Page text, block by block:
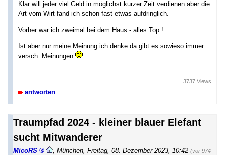
Klar will jeder viel Geld in möglichst kurzer Zeit verdienen aber die
Art vom Wirt fand ich schon fast etwas aufdringlich.
Vorher war ich zweimal bei dem Haus - alles Top !
Ist aber nur meine Meinung ich denke da gibt es sowieso immer
versch. Meinungen
antworten
3737 Views
Traumpfad 2024 - kleiner blauer Elefant
sucht Mitwanderer
MicoRS München Freitag, 08. Dezember 2023, 10:42 (vor 974